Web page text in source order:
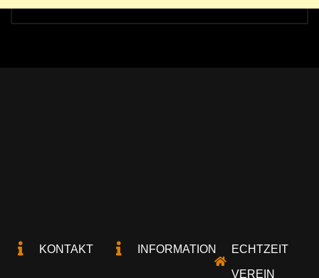
KONTAKT INFORMATION ECHTZEIT
VEREIN